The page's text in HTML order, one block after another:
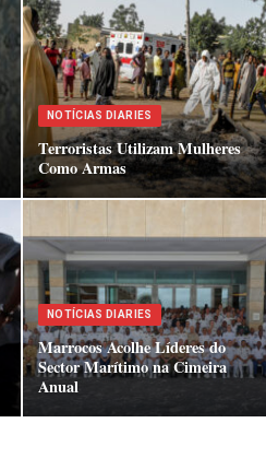
NOTÍCIAS DIARIES
Terroristas Utilizam Mulheres
Como Armas
NOTÍCIAS DIARIES
Marrocos Acolhe Líderes do
Sector Marítimo na Cimeira
Anual